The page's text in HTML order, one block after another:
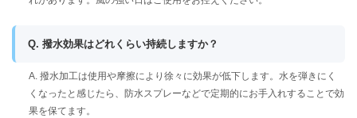
Q. 撥水効果はどれくらい持続しますか？
A. 撥水加工は使用や摩擦により徐々に効果が低下します。水を弾きにく
くなったと感じたら、防水スプレーなどで定期的にお手入れすることで効
果を保てます。